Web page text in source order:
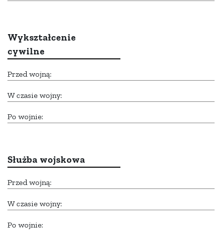
Wykształcenie
cywilne
Przed wojną:
W czasie wojny:
Po wojnie:
Służba wojskowa
Przed wojną:
W czasie wojny:
Po wojnie: